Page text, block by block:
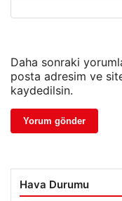
Daha sonraki
posta adresim ve
kaydedilsin.
Hava Durumu